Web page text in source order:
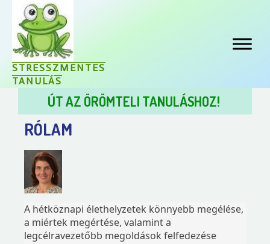
STRESSZMENTES
TANULÁS
ÚT AZ ÖRÖMTELI TANULÁSHOZ!
RÓLAM
A hétköznapi élethelyzetek könnyebb megélése,
a miértek megértése, valamint a
legcélravezetőbb megoldások felfedezése